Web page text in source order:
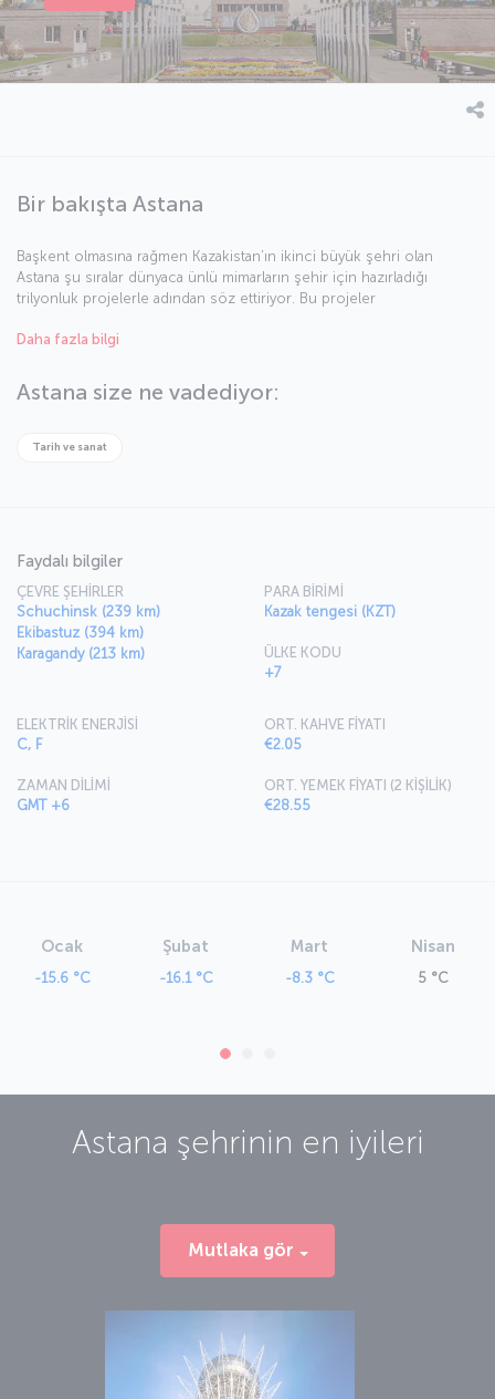
Bir bakışta Astana
Başkent olmasına rağmen Kazakistan’ın ikinci büyük şehri olan
Astana şu sıralar dünyaca ünlü mimarların şehir için hazırladığı
trilyonluk projelerle adından söz ettiriyor. Bu projeler
başkenti unvanını kazanacak. Şehirde gezerken çağın ötesinde
Kazakların bu modern ve eşsiz şehrinin gizemli davetini cevapsız
bırakmayın.
Daha fazla bilgi
Astana size ne vadediyor:
Tarih ve sanat
Faydalı bilgiler
ÇEVRE ŞEHİRLER
Schuchinsk (239 km)
Ekibastuz (394 km)
Karagandy (213 km)
PARA BİRİMİ
Kazak tengesi (KZT)
ÜLKE KODU
+7
ELEKTRİK ENERJİSİ
C, F
ZAMAN DİLİMİ
GMT +6
ORT. KAHVE FİYATI
€2.05
ORT. YEMEK FİYATI (2 KİŞİLİK)
€28.55
Ocak
-15.6 °C
Şubat
-16.1 °C
Mart
-8.3 °C
Nisan
5 °C
Astana şehrinin en iyileri
Mutlaka gör